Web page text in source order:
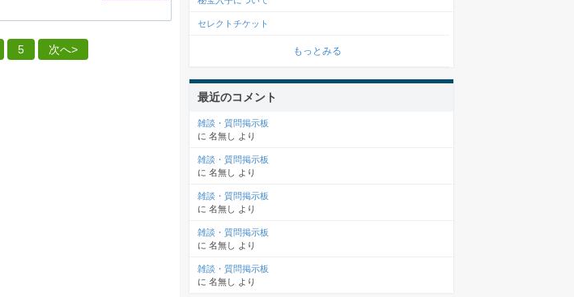
5 次へ>
セレクトチケット
もっとみる
最近のコメント
雑談・質問掲示板
に 名無し より
雑談・質問掲示板
に 名無し より
雑談・質問掲示板
に 名無し より
雑談・質問掲示板
に 名無し より
雑談・質問掲示板
に 名無し より